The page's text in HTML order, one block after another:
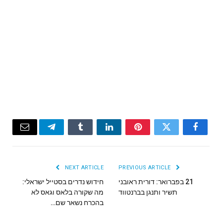
Facebook
Twitter
Pinterest
LinkedIn
Tumblr
Telegram
Email
21 בפברואר: דורית ראובני
תשיר ותנגן בברנטווד
NEXT ARTICLE
חידוש נדרים בסטייל ישראלי:
מה שקורה בלאס וגאס לא
בהכרח נשאר שם…